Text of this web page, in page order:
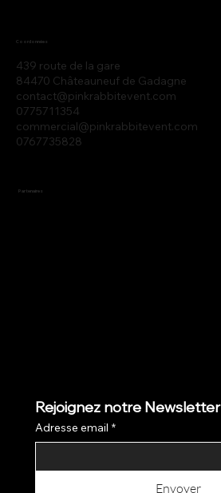
439 route de la gare
84470 Châteauneuf de Gadagne
contact@pinkrabbitevent.com
0775711354
commercial@pinkrabbitevent.com
0767735828
Coordonnées
Partenaires
Rejoignez notre Newsletter
Adresse email *
Envoyer